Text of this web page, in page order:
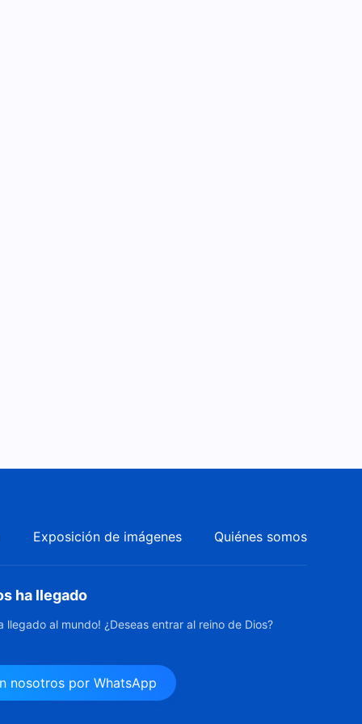
Exposición de imágenes Quiénes somos
ha llegado
llegado al mundo! ¿Deseas entrar al reino de Dios?
nosotros por WhatsApp